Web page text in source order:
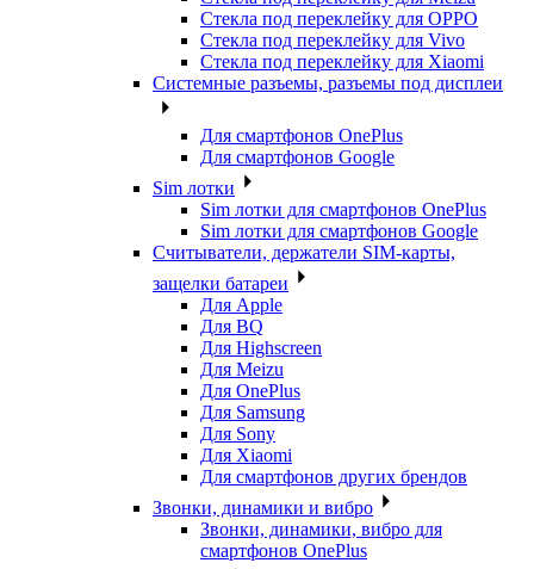
Стекла под переклейку для OPPO
Стекла под переклейку для Vivo
Стекла под переклейку для Xiaomi
Системные разъемы, разъемы под дисплеи
Для смартфонов OnePlus
Для смартфонов Google
Sim лотки
Sim лотки для смартфонов OnePlus
Sim лотки для смартфонов Google
Считыватели, держатели SIM-карты,
защелки батареи
Для Apple
Для BQ
Для Highscreen
Для Meizu
Для OnePlus
Для Samsung
Для Sony
Для Xiaomi
Для смартфонов других брендов
Звонки, динамики и вибро
Звонки, динамики, вибро для
смартфонов OnePlus